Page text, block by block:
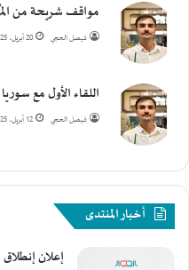
مواقف شريحة من
فيصل الحجي 20 أبريل، 2025
اللقاء الأول مع سوريا
فيصل الحجي 12 أبريل، 2025
أخبار المنتدى
إعلان